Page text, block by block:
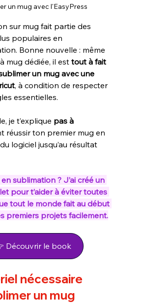
un mug avec l'EasyPress
sur mug fait partie des
populaires en
Bonne nouvelle : même
mug dédiée, il est tout à fait
un mug avec une
, à condition de respecter
essentielles.
je t’explique pas à
réussir ton premier mug en
logiciel jusqu’au résultat
sublimation ? J’ai créé un
pour t’aider à éviter toutes
tout le monde fait au début
premiers projets facilement.
Découvrir le book
nécessaire
un mug